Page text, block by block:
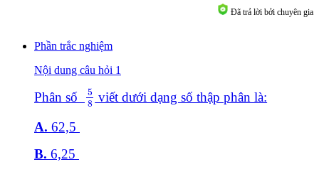
Đã trả lời bởi chuyên gia
Phần trắc nghiệm
Nội dung câu hỏi 1
Phân số
5
8
5
viết dưới dạng số thập phân là:
A. 62,5
B. 6,25